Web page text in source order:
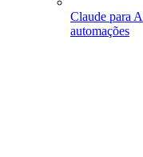
Claude para
automações